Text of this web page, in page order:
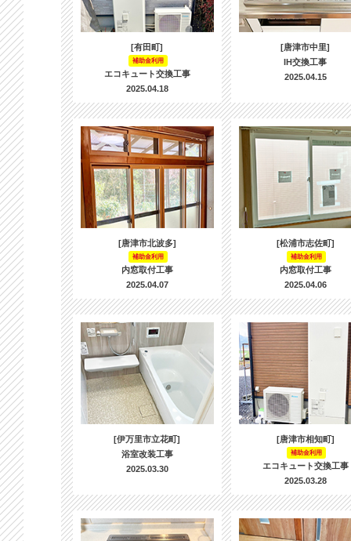
[有田町]
補助金利用
エコキュート交換工事
2025.04.18
[唐津市中里]
IH交換工事
2025.04.15
[唐津市北波多]
補助金利用
内窓取付工事
2025.04.07
[松浦市志佐町]
補助金利用
内窓取付工事
2025.04.06
[伊万里市立花町]
浴室改装工事
2025.03.30
[唐津市相知町]
補助金利用
エコキュート交換工事
2025.03.28